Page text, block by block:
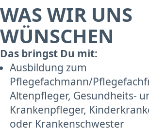
WAS WIR UNS
WÜNSCHEN
Das bringst Du mit:
Ausbildung zum
Pflegefachmann/
Altenpfleger, Gesundheits-
Krankenpfleger,
oder Krankenschwester